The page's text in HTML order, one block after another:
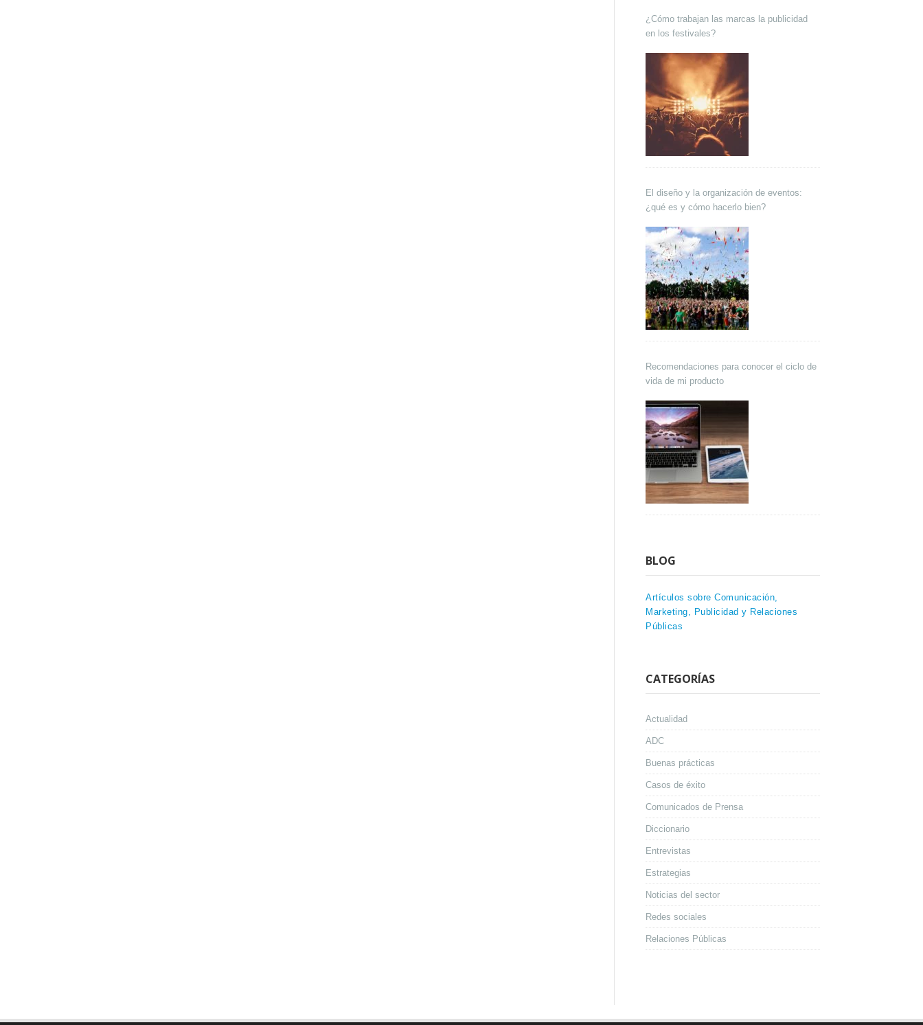
¿Cómo trabajan las marcas la publicidad
en los festivales?
El diseño y la organización de eventos:
¿qué es y cómo hacerlo bien?
Recomendaciones para conocer el ciclo de
vida de mi producto
BLOG
Artículos sobre Comunicación,
Marketing, Publicidad y Relaciones
Públicas
CATEGORÍAS
Actualidad
ADC
Buenas prácticas
Casos de éxito
Comunicados de Prensa
Diccionario
Entrevistas
Estrategias
Noticias del sector
Redes sociales
Relaciones Públicas